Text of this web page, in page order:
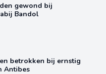
gewond bij
Bandol
betrokken bij ernstig
Antibes